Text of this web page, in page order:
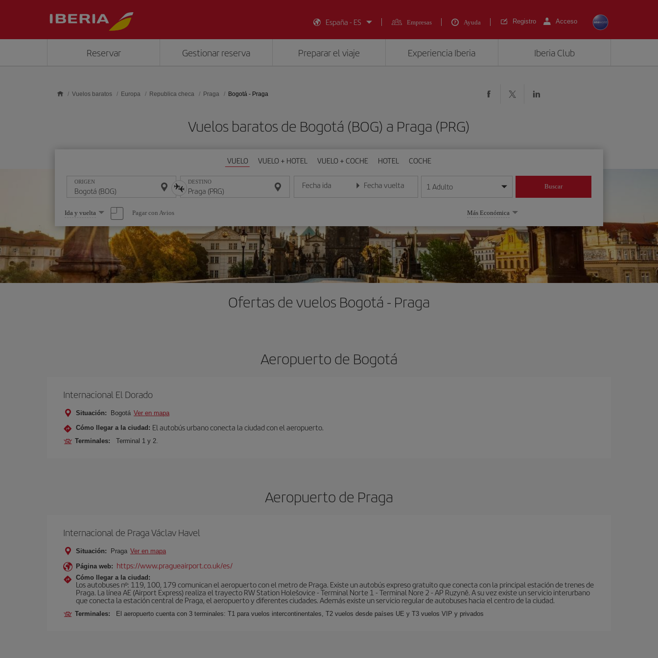
España - ES
Empresas Ayuda Registro Acceso
Reservar Gestionar reserva Preparar el viaje Experiencia Iberia Iberia Club
Vuelos baratos Europa Republica checa Praga Bogotá - Praga
Vuelos baratos de Bogotá (BOG) a Praga (PRG)
VUELO VUELO + HOTEL VUELO + COCHE HOTEL COCHE
ORIGEN DESTINO Fecha ida
Introduce la fecha en formato día/mes/año
Fecha vuelta
Introduce la fecha en formato día/mes/año
1 Adulto Buscar
Seleccione
una
opción
Ida y vuelta Pagar con Avios Más Económica
Ofertas de vuelos Bogotá - Praga
Aeropuerto de Bogotá
Internacional El Dorado
Situación: Bogotá Ver en mapa
Cómo llegar a la ciudad: El autobús urbano conecta la ciudad con el aeropuerto.
Terminales: Terminal 1 y 2.
Aeropuerto de Praga
Internacional de Praga Václav Havel
Situación: Praga Ver en mapa
Página web: https://www.pragueairport.co.uk/es/
Cómo llegar a la ciudad:
Los autobuses nº: 119, 100, 179 comunican el aeropuerto con el metro de Praga. Existe un autobús expreso gratuito que conecta con la principal estación de trenes de
Praga. La línea AE (Airport Express) realiza el trayecto RW Station Holešovice - Terminal Norte 1 - Terminal Nore 2 - AP Ruzyně. A su vez existe un servicio interurbano
que conecta la estación central de Praga, el aeropuerto y diferentes ciudades. Además existe un servicio regular de autobuses hacia el centro de la ciudad.
Terminales: El aeropuerto cuenta con 3 terminales: T1 para vuelos intercontinentales, T2 vuelos desde países UE y T3 vuelos VIP y privados